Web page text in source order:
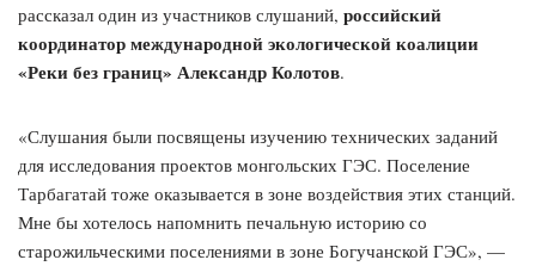
рассказал один из участников слушаний, российский
координатор международной экологической коалиции
«Реки без границ» Александр Колотов.
«Слушания были посвящены изучению технических заданий
для исследования проектов монгольских ГЭС. Поселение
Тарбагатай тоже оказывается в зоне воздействия этих станций.
Мне бы хотелось напомнить печальную историю со
старожильческими поселениями в зоне Богучанской ГЭС», —